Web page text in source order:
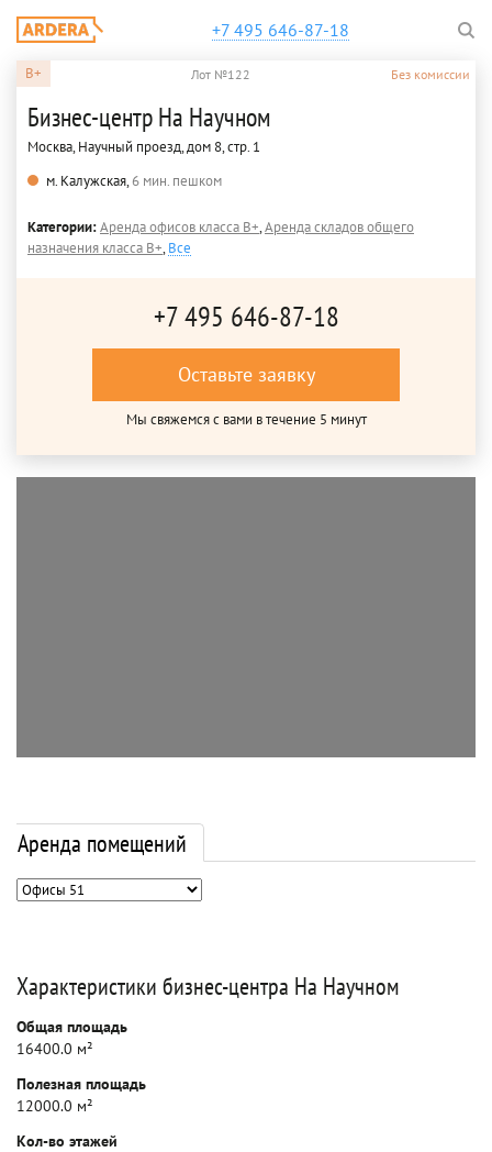
+7 495 646-87-18
B+ Лот №122 Без комиссии
Бизнес-центр На Научном
Москва, Научный проезд, дом 8, стр. 1
м. Калужская,6 мин. пешком
Категории:Аренда офисов класса B+,Аренда складов общего
назначения класса B+,Все
+7 495 646-87-18
Оставьте заявку
Мы свяжемся с вами в течение 5 минут
Аренда помещений
Характеристики бизнес-центра На Научном
Общая площадь
16400.0 м²
Полезная площадь
12000.0 м²
Кол-во этажей